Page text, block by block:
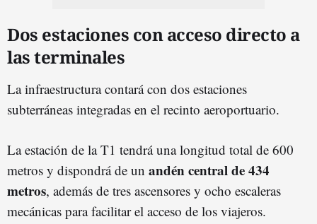
Dos estaciones con acceso directo a
las terminales
La infraestructura contará con dos estaciones
subterráneas integradas en el recinto aeroportuario.
La estación de la T1 tendrá una longitud total de 600
metros y dispondrá de un andén central de 434
metros, además de tres ascensores y ocho escaleras
mecánicas para facilitar el acceso de los viajeros.